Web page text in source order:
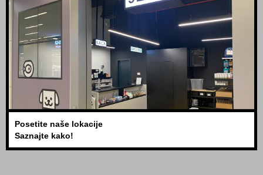
Posetite naše lokacije
Saznajte kako!